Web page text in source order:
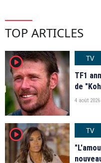
TOP ARTICLES
player2
TV
TF1
de
4 août 2026
player2
TV